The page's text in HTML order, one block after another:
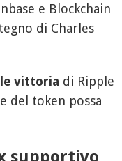
e Blockchain
di Charles
vittoria di Ripple
del token possa
supportivo